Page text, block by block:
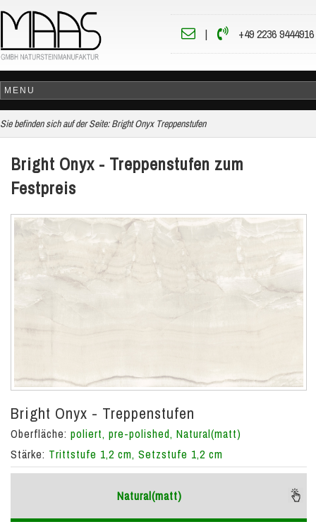
| +49 2236 9444916
Sie befinden sich auf der Seite: Bright Onyx Treppenstufen
Bright Onyx - Treppenstufen zum
Festpreis
Bright Onyx - Treppenstufen
Oberfläche: poliert, pre-polished, Natural(matt)
Stärke: Trittstufe 1,2 cm, Setzstufe 1,2 cm
Natural(matt)